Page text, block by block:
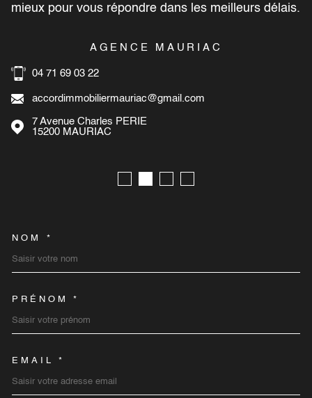
mieux pour vous répondre dans les meilleurs délais.
AGENCE MAURIAC
04 71 69 03 22
accordimmobiliermauriac@gmail.com
7 Avenue Charles PERIE
15200
MAURIAC
NOM *
PRÉNOM *
EMAIL *